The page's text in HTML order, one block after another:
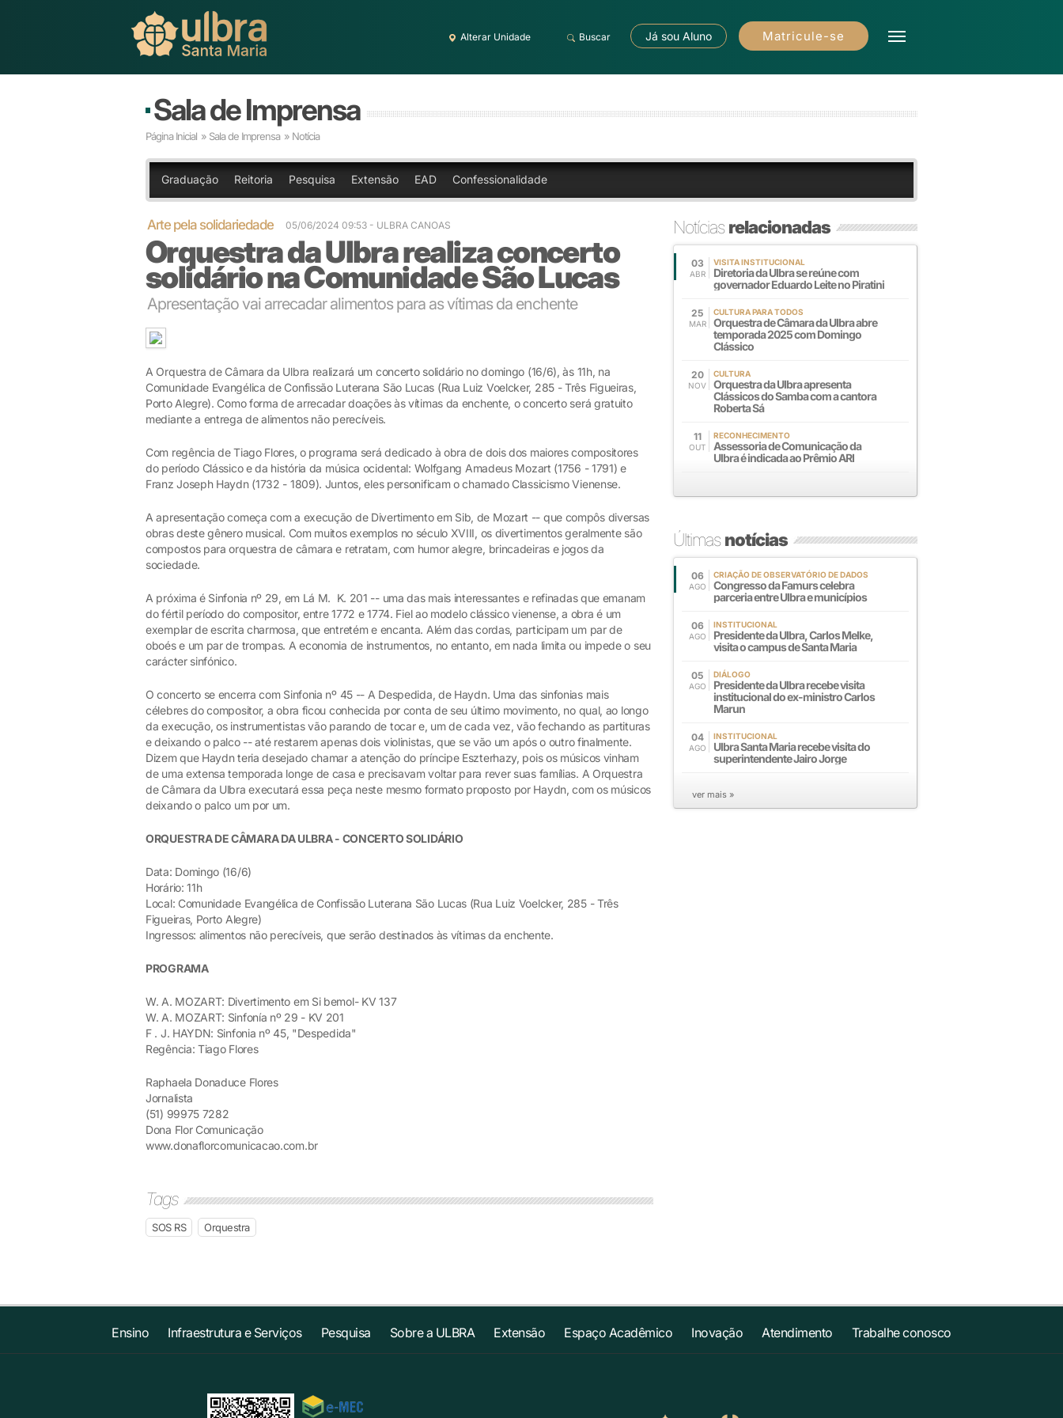
Alterar Unidade Buscar Já sou Aluno Matricule-se
Sala de Imprensa
Página Inicial » Sala de Imprensa » Notícia
Graduação Reitoria Pesquisa Extensão EAD Confessionalidade
Arte pela solidariedade 05/06/2024 09:53 - ULBRA CANOAS
Orquestra da Ulbra realiza concerto
solidário na Comunidade São Lucas
Apresentação vai arrecadar alimentos para as vítimas da enchente
A Orquestra de Câmara da Ulbra realizará um concerto solidário no domingo (16/6), às 11h, na
Comunidade Evangélica de Confissão Luterana São Lucas (Rua Luiz Voelcker, 285 - Três Figueiras,
Porto Alegre). Como forma de arrecadar doações às vítimas da enchente, o concerto será gratuito
mediante a entrega de alimentos não perecíveis.
Com regência de Tiago Flores, o programa será dedicado à obra de dois dos maiores compositores
do período Clássico e da história da música ocidental: Wolfgang Amadeus Mozart (1756 - 1791) e
Franz Joseph Haydn (1732 - 1809). Juntos, eles personificam o chamado Classicismo Vienense.
A apresentação começa com a execução de Divertimento em Sib, de Mozart -- que compôs diversas
obras deste gênero musical. Com muitos exemplos no século XVIII, os divertimentos geralmente são
compostos para orquestra de câmara e retratam, com humor alegre, brincadeiras e jogos da
sociedade.
A próxima é Sinfonia nº 29, em Lá M. K. 201 -- uma das mais interessantes e refinadas que emanam
do fértil período do compositor, entre 1772 e 1774. Fiel ao modelo clássico vienense, a obra é um
exemplar de escrita charmosa, que entretém e encanta. Além das cordas, participam um par de
oboés e um par de trompas. A economia de instrumentos, no entanto, em nada limita ou impede o seu
carácter sinfónico.
O concerto se encerra com Sinfonia nº 45 -- A Despedida, de Haydn. Uma das sinfonias mais
célebres do compositor, a obra ficou conhecida por conta de seu último movimento, no qual, ao longo
da execução, os instrumentistas vão parando de tocar e, um de cada vez, vão fechando as partituras
e deixando o palco -- até restarem apenas dois violinistas, que se vão um após o outro finalmente.
Dizem que Haydn teria desejado chamar a atenção do príncipe Eszterhazy, pois os músicos vinham
de uma extensa temporada longe de casa e precisavam voltar para rever suas famílias. A Orquestra
de Câmara da Ulbra executará essa peça neste mesmo formato proposto por Haydn, com os músicos
deixando o palco um por um.
ORQUESTRA DE CÂMARA DA ULBRA - CONCERTO SOLIDÁRIO
Data: Domingo (16/6)
Horário: 11h
Local: Comunidade Evangélica de Confissão Luterana São Lucas (Rua Luiz Voelcker, 285 - Três
Figueiras, Porto Alegre)
Ingressos: alimentos não perecíveis, que serão destinados às vítimas da enchente.
PROGRAMA
W. A. MOZART: Divertimento em Si bemol- KV 137
W. A. MOZART: Sinfonía nº 29 - KV 201
F . J. HAYDN: Sinfonia nº 45, "Despedida"
Regência: Tiago Flores
Raphaela Donaduce Flores
Jornalista
(51) 99975 7282
Dona Flor Comunicação
www.donaflorcomunicacao.com.br
Tags
SOS RS Orquestra
Notíciasrelacionadas
03
ABR
VISITA INSTITUCIONAL
Diretoria da Ulbra se reúne com
governador Eduardo Leite no Piratini
25
MAR
CULTURA PARA TODOS
Orquestra de Câmara da Ulbra abre
temporada 2025 com Domingo
Clássico
20
NOV
CULTURA
Orquestra da Ulbra apresenta
Clássicos do Samba com a cantora
Roberta Sá
11
OUT
RECONHECIMENTO
Assessoria de Comunicação da
Ulbra é indicada ao Prêmio ARI
Últimasnotícias
06
AGO
CRIAÇÃO DE OBSERVATÓRIO DE DADOS
Congresso da Famurs celebra
parceria entre Ulbra e municípios
06
AGO
INSTITUCIONAL
Presidente da Ulbra, Carlos Melke,
visita o campus de Santa Maria
05
AGO
DIÁLOGO
Presidente da Ulbra recebe visita
institucional do ex-ministro Carlos
Marun
04
AGO
INSTITUCIONAL
Ulbra Santa Maria recebe visita do
superintendente Jairo Jorge
ver mais »
Ensino Infraestrutura e Serviços Pesquisa Sobre a ULBRA Extensão Espaço Acadêmico Inovação Atendimento Trabalhe conosco